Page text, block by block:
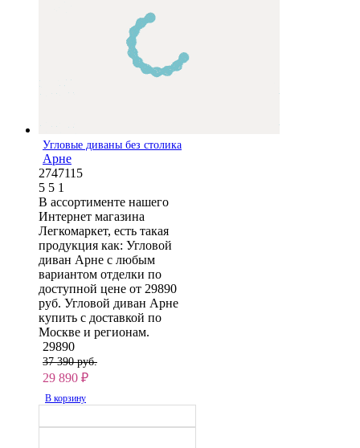
Угловые диваны без столика
Арне
2747115
5 5 1
В ассортименте нашего
Интернет магазина
Легкомаркет, есть такая
продукция как: Угловой
диван Арне с любым
вариантом отделки по
доступной цене от 29890
руб. Угловой диван Арне
купить с доставкой по
Москве и регионам.
29890
37 390 руб.
29 890 ₽
В корзину